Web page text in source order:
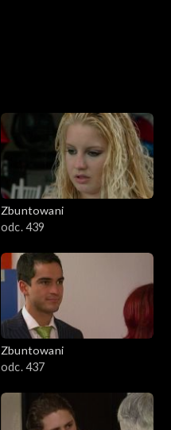
Zbuntowani
odc. 439
Zbuntowani
odc. 437